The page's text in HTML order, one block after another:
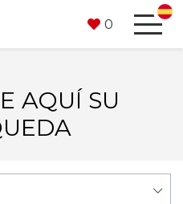
0
AQUÍ SU